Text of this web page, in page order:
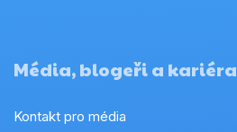
Média, blogeři a kariéra
Kontakt pro média